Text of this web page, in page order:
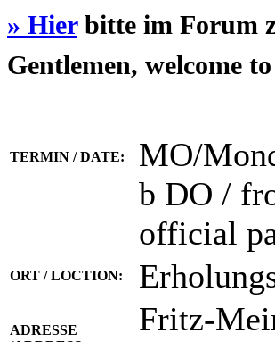
» Hierbitte im Forum
Gentlemen, welcome
TERMIN / DATE:
MO/
b DO /
official
ORT / LOCTION:
ADRESSE
Fritz-